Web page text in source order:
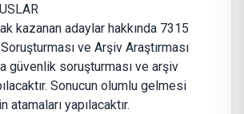
kazanan adaylar hakkında 7315
ve Arşiv Araştırması
güvenlik soruşturması ve arşiv
Sonucun olumlu gelmesi
atamaları yapılacaktır.